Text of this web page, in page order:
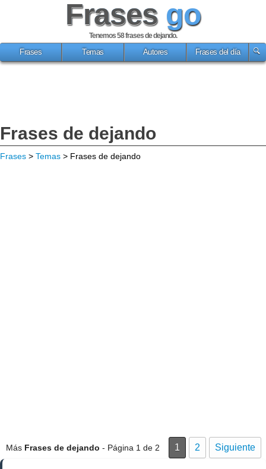
Frases go
Tenemos 58frases de dejando.
Frases
Temas Autores Frases del día
Frases de dejando
Frases > Temas > Frases de dejando
Más Frases de dejando - Página 1 de 2 1 2 Siguiente